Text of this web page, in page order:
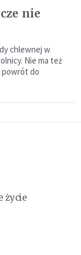
nie
chlewnej w
Nie ma też
powrót do
życie